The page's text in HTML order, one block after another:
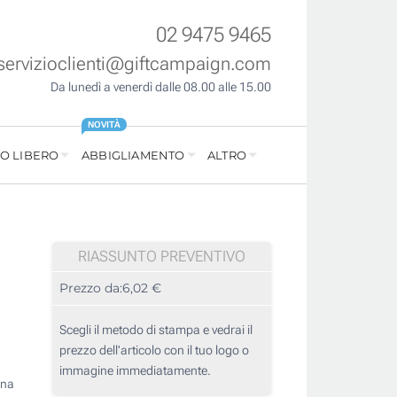
02 9475 9465
Da lunedì a venerdì dalle 08.00 alle 15.00
LIBERO ABBIGLIAMENTO
NOVITÀ
ALTRO
RIASSUNTO PREVENTIVO
Prezzo da:6,02 €
Scegli il metodo di stampa e vedrai il
prezzo dell'articolo con il tuo logo o
immagine immediatamente.